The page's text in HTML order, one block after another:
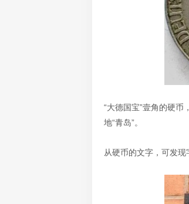
“大德国宝”壹角的硬币
地“青岛”。
从硬币的文字，可发现